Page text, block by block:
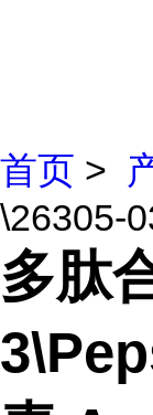
首页 >
\26305-
多肽